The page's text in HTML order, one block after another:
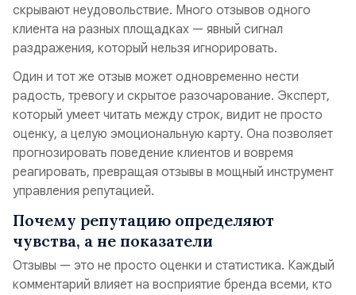
скрывают неудовольствие. Много отзывов одного
клиента на разных площадках — явный сигнал
раздражения, который нельзя игнорировать.
Один и тот же отзыв может одновременно нести
радость, тревогу и скрытое разочарование. Эксперт,
который умеет читать между строк, видит не просто
оценку, а целую эмоциональную карту. Она позволяет
прогнозировать поведение клиентов и вовремя
реагировать, превращая отзывы в мощный инструмент
управления репутацией.
Почему репутацию определяют
чувства, а не показатели
Отзывы — это не просто оценки и статистика. Каждый
комментарий влияет на восприятие бренда всеми, кто